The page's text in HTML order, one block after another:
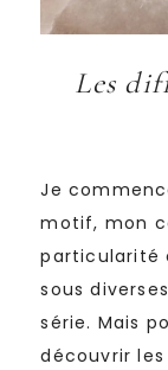
Les
Je
motif, mon
particularité
sous
série. Mais
découvrir